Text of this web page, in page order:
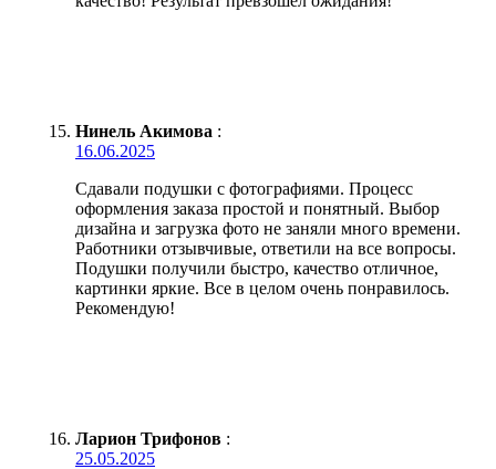
Нинель Акимова :
16.06.2025
Сдавали подушки с фотографиями. Процесс
оформления заказа простой и понятный. Выбор
дизайна и загрузка фото не заняли много времени.
Работники отзывчивые, ответили на все вопросы.
Подушки получили быстро, качество отличное,
картинки яркие. Все в целом очень понравилось.
Рекомендую!
Ларион Трифонов :
25.05.2025